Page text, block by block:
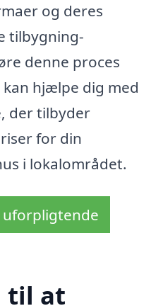
og deres
tilbygning-
denne proces
hjælpe dig med
der tilbyder
for din
i lokalområdet.
uforpligtende
til at